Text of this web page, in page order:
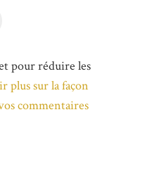
pour réduire les
plus sur la façon
commentaires